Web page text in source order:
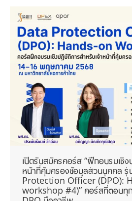
เปิดรับสมัครคอร์ส “ฝึกอบรมเชิง
หน้าที่คุ้มครองข้อมูลส่วนบุคคล
Protection Officer (DPO):
workshop #4)” คอร์สที่ตอบทุก